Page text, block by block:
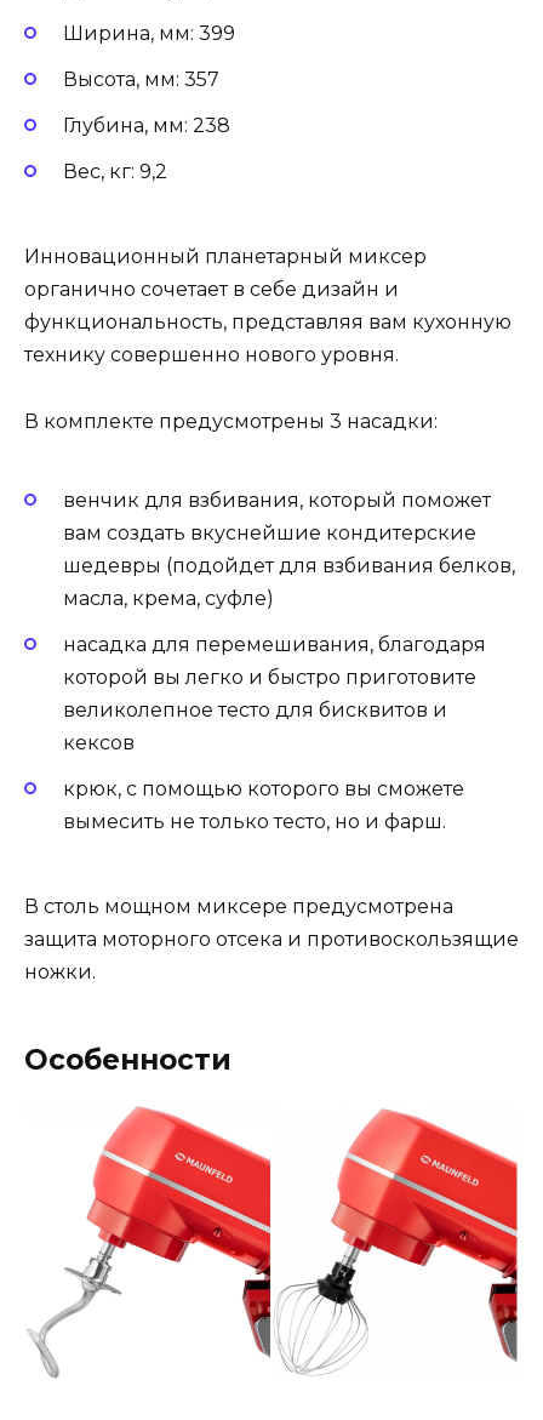
Ширина, мм: 399
Высота, мм: 357
Глубина, мм: 238
Вес, кг: 9,2
Инновационный планетарный миксер
органично сочетает в себе дизайн и
функциональность, представляя вам кухонную
технику совершенно нового уровня.
В комплекте предусмотрены 3 насадки:
венчик для взбивания, который поможет
вам создать вкуснейшие кондитерские
шедевры (подойдет для взбивания белков,
масла, крема, суфле)
насадка для перемешивания, благодаря
которой вы легко и быстро приготовите
великолепное тесто для бисквитов и
кексов
крюк, с помощью которого вы сможете
вымесить не только тесто, но и фарш.
В столь мощном миксере предусмотрена
защита моторного отсека и противоскользящие
ножки.
Особенности